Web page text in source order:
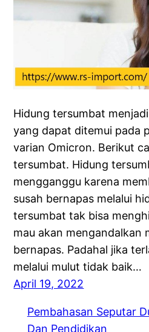
Hidung tersumbat
yang dapat ditemui pada
varian Omicron. Berikut
tersumbat. Hidung
mengganggu karena
susah bernapas melalui
tersumbat tak bisa
mau akan mengandalkan
bernapas. Padahal jika
melalui mulut tidak baik…
April 19, 2022
Pembahasan Seputar
Dan Pendidikan